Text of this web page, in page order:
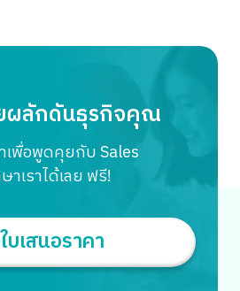
ยผลักดันธุรกิจคุณ
เพื่อพูดคุยกับ Sales
าเราได้เลย ฟรี!
บเสนอราคา